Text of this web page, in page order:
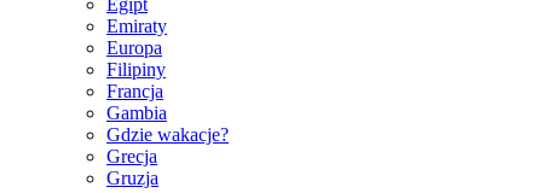
Emiraty
Europa
Filipiny
Francja
Gambia
Gdzie wakacje?
Grecja
Gruzja